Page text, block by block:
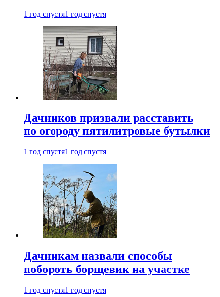
1 год спустя1 год спустя
Дачников призвали расставить
по огороду пятилитровые бутылки
1 год спустя1 год спустя
Дачникам назвали способы
побороть борщевик на участке
1 год спустя1 год спустя